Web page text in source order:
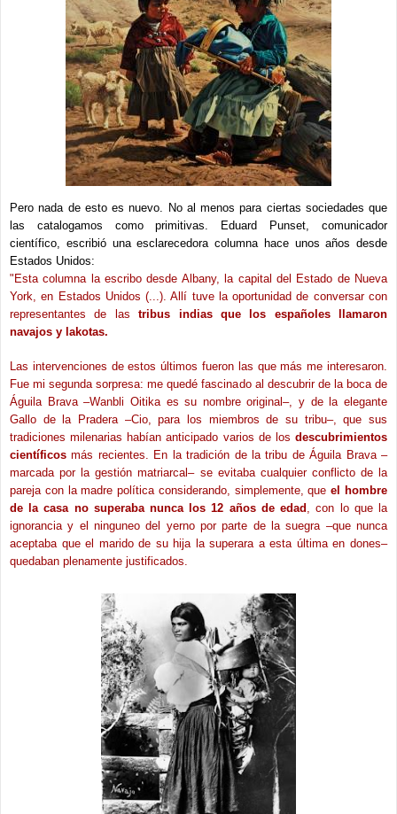
Pero nada de esto es nuevo. No al menos para ciertas sociedades que
las catalogamos como primitivas. Eduard Punset, comunicador
científico, escribió una esclarecedora columna hace unos años desde
Estados Unidos:
"Esta columna la escribo desde Albany, la capital del Estado de Nueva
York, en Estados Unidos (...). Allí tuve la oportunidad de conversar con
representantes de lastribus indias que los españoles llamaron
navajos y lakotas.
Las intervenciones de estos últimos fueron las que más me interesaron.
Fue mi segunda sorpresa: me quedé fascinado al descubrir de la boca de
Águila Brava –Wanbli Oitika es su nombre original–, y de la elegante
Gallo de la Pradera –Cio, para los miembros de su tribu–, que sus
tradiciones milenarias habían anticipado varios de los descubrimientos
científicos más recientes. En la tradición de la tribu de Águila Brava –
marcada por la gestión matriarcal– se evitaba cualquier conflicto de la
pareja con la madre política considerando, simplemente, queel hombre
de la casa no superaba nunca los 12 años de edad
, con lo que la
ignorancia y el ninguneo del yerno por parte de la suegra –que nunca
aceptaba que el marido de su hija la superara a esta última en dones–
quedaban plenamente justificados.